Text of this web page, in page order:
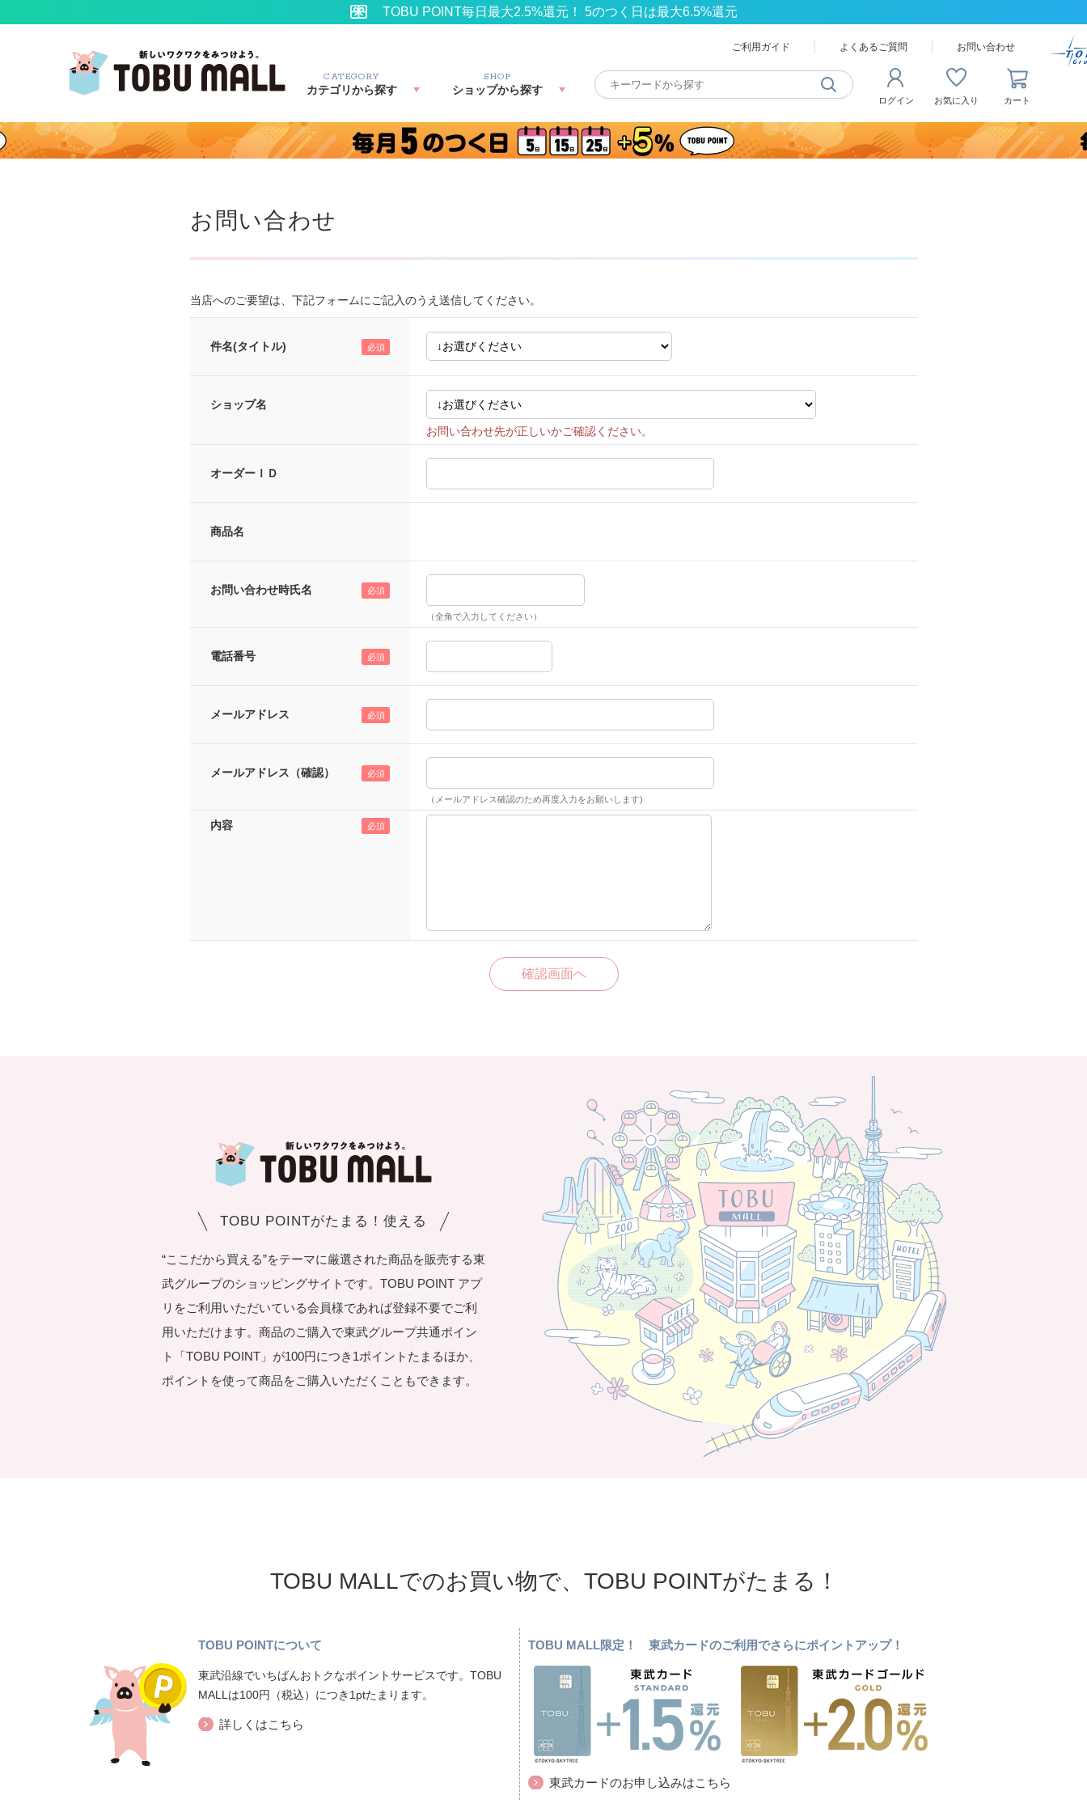
TOBU POINT毎日最大2.5%還元！ 5のつく日は最大6.5%還元
ご利用ガイド よくあるご質問 お問い合わせ
CATEGORY
カテゴリから探す
SHOP
ショップから探す
ログイン お気に入り カート
お問い合わせ
当店へのご要望は、下記フォームにご記入のうえ送信してください。
件名(タイトル)
ショップ名
オーダーＩＤ
商品名
お問い合わせ時氏名
（全角で入力してください）
電話番号
メールアドレス
メールアドレス（確認）
（メールアドレス確認のため再度入力をお願いします)
内容
TOBU POINTがたまる！使える
“ここだから買える”をテーマに厳選された商品を販売する東
武グループのショッピングサイトです。TOBU POINT アプ
リをご利用いただいている会員様であれば登録不要でご利
用いただけます。商品のご購入で東武グループ共通ポイン
ト「TOBU POINT」が100円につき1ポイントたまるほか、
ポイントを使って商品をご購入いただくこともできます。
TOBU MALLでのお買い物で、TOBU POINTがたまる！
TOBU POINTについて
東武沿線でいちばんおトクなポイントサービスです。TOBU
MALLは100円（税込）につき1ptたまります。
詳しくはこちら
TOBU MALL限定！ 東武カードのご利用でさらにポイントアップ！
東武カードのお申し込みはこちら